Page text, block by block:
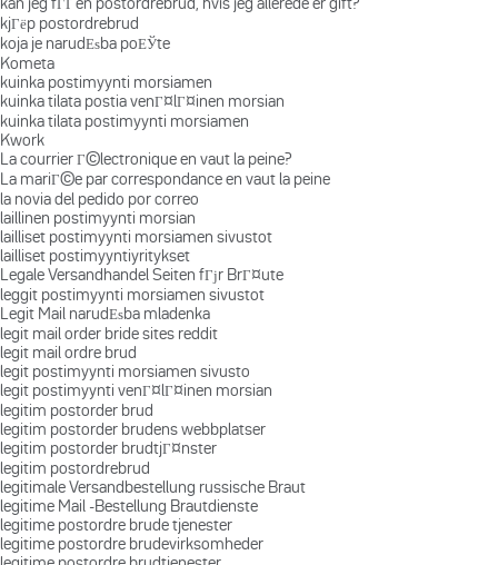
kjГёp postordrebrud
koja je narudЕѕba poЕЎte
Kometa
kuinka postimyynti morsiamen
kuinka tilata postia venГ¤lГ¤inen morsian
kuinka tilata postimyynti morsiamen
Kwork
La courrier Г©lectronique en vaut la peine?
La mariГ©e par correspondance en vaut la peine
la novia del pedido por correo
laillinen postimyynti morsian
lailliset postimyynti morsiamen sivustot
lailliset postimyyntiyritykset
Legale Versandhandel Seiten fГјr BrГ¤ute
leggit postimyynti morsiamen sivustot
Legit Mail narudЕѕba mladenka
legit mail order bride sites reddit
legit mail ordre brud
legit postimyynti morsiamen sivusto
legit postimyynti venГ¤lГ¤inen morsian
legitim postorder brud
legitim postorder brudens webbplatser
legitim postorder brudtjГ¤nster
legitim postordrebrud
legitimale Versandbestellung russische Braut
legitime Mail -Bestellung Brautdienste
legitime postordre brude tjenester
legitime postordre brudevirksomheder